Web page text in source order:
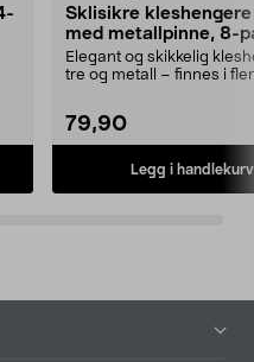
Sklisikre
med metallpinne, 8-
Elegant og skikkelig
tre og metall – finnes i
79,90
Legg i handlekurv